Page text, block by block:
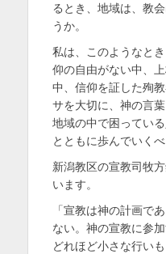
るとき、地域は、教
うか。
私は、このようなと
仰の自由がない中、
中、信仰を証した殉
サを大切に、神の言
地域の中で困ってい
とともに歩んでいく
新潟教区の宣教司牧
います。
「宣教は神の計画で
ない。神の宣教に参
どれほど小さな行い